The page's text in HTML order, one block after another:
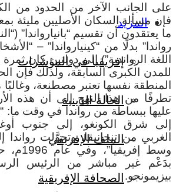
المزيد
إفريقيا في المؤشرات
الحالة الدينية
الملف الإفريقي
الصحافة الإفريقية
على الجانب الآخر من الحدود من
فإن مسألة السكان الأصليين مليئة
ما يعتقدون أن تقسيم “بانيارواندا”
رواندا” بدلًا من “كينيارواندا” –
اللغة الرواندية”) إلى دولتين كان ثمرة
للمدن الكبرى السابقة، ولذلك فإن
المنطقة نفسها تعتبر مصطنعة، وغالبًا
تطرفًا من هذا النهج إلى أن هذه
عليها ببساطة من رواندا في وقت ما:
إلى شرق الكونغو، إلى جنوب
الغربي من تنجانيقا، وتحوَّلت
وسط
بدَعْم غير مباشر من الرئيس
بيزيمونجو.